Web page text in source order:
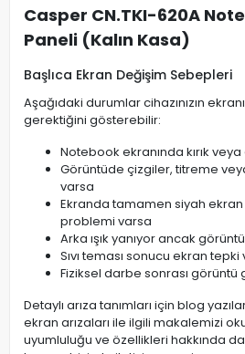
Casper CN.TKI-620A
Paneli (Kalın Kasa)
Başlıca Ekran Değişim Sebepleri
Aşağıdaki durumlar cihazınızın
gerektiğini gösterebilir:
Notebook ekranında kırık
Görüntüde çizgiler, titreme
varsa
Ekranda tamamen siyah
problemi varsa
Arka ışık yanıyor ancak
Sıvı teması sonucu ekran
Fiziksel darbe sonrası
Detaylı arıza tanımları için blog
ekran arızaları ile ilgili makalemizi
uyumluluğu ve özellikleri hakkında